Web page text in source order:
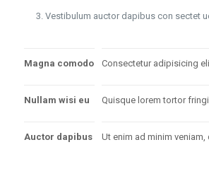
Vestibulum auctor dapibus con sectet
Magna comodo Consectetur adipisicing
Nullam wisi eu Quisque lorem tortor
Auctor dapibus Ut enim ad minim veniam,